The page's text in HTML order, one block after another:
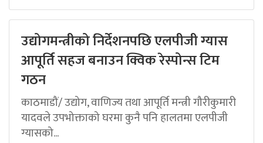
उद्योगमन्त्रीको निर्देशनपछि एलपीजी ग्यास
आपूर्ति सहज बनाउन क्विक रेस्पोन्स टिम
गठन
काठमाडौं/ उद्योग, वाणिज्य तथा आपूर्ति मन्त्री गौरीकुमारी
यादवले उपभोक्ताको घरमा कुनै पनि हालतमा एलपीजी
ग्यासको...